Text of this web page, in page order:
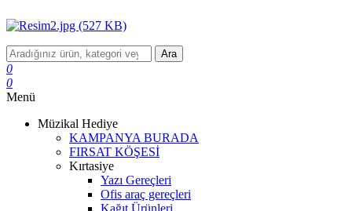
Ara
0
0
Menü
Müzikal Hediye
KAMPANYA BURADA
FIRSAT KÖŞESİ
Kırtasiye
Yazı Gereçleri
Ofis araç gereçleri
Kağıt Ürünleri